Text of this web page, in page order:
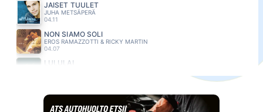
JAISET TUULET
JUHA METSÄPERÄ
04.11
NON SIAMO SOLI
EROS RAMAZZOTTI & RICKY MARTIN
04.07
LULULAI
MIKKO HARJU
04.00